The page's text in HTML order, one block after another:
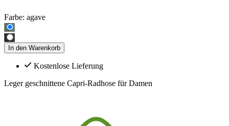
Farbe: agave
In den Warenkorb
Kostenlose Lieferung
Leger geschnittene Capri-Radhose für Damen